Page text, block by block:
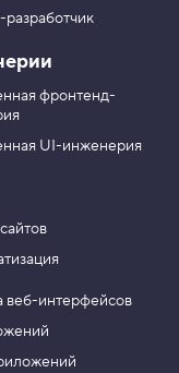
A
фронтенд-
UI-инженерия
веб-интерфейсов